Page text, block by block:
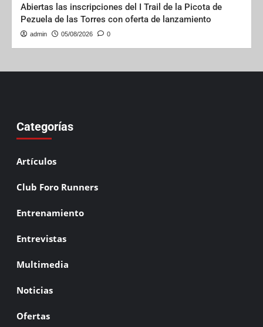
Abiertas las inscripciones del I Trail de la Picota de
Pezuela de las Torres con oferta de lanzamiento
admin 05/08/2026 0
Categorías
Artículos
Club Foro Runners
Entrenamiento
Entrevistas
Multimedia
Noticias
Ofertas